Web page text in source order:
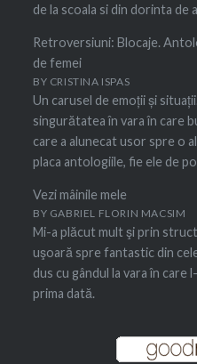
de la scoala si din dorinta de
Retroversiuni: Blocaje.
de femei
BY CRISTINA ISPAS
Un carusel de emoții și
singurătatea în vara în care
care a alunecat usor spre o
placa antologiile, fie ele de
Vezi mâinile mele
BY GABRIEL FLORIN MACSIM
Mi-a plăcut mult şi prin
uşoară spre fantastic din
dus cu gândul la vara în care
prima dată.